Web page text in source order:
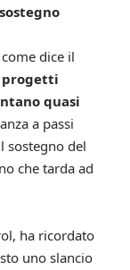
dice il
progetti
quasi
a passi
sostegno del
che tarda ad
ha ricordato
uno slancio